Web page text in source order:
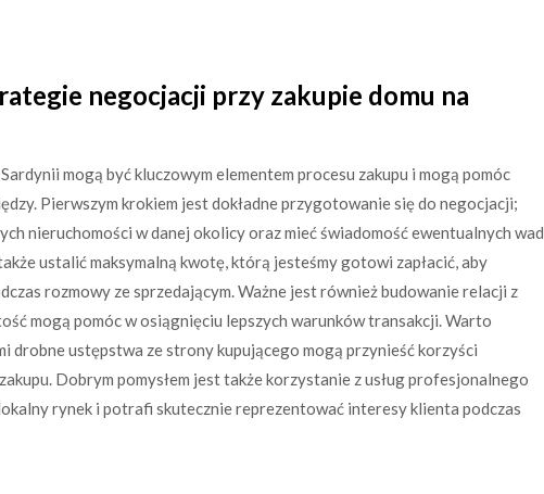
negocjacji przy zakupie domu na
mogą być kluczowym elementem procesu zakupu i mogą pomóc
Pierwszym krokiem jest dokładne przygotowanie się do negocjacji;
nieruchomości w danej okolicy oraz mieć świadomość ewentualnych wad
ustalić maksymalną kwotę, którą jesteśmy gotowi zapłacić, aby
rozmowy ze sprzedającym. Ważne jest również budowanie relacji z
mogą pomóc w osiągnięciu lepszych warunków transakcji. Warto
drobne ustępstwa ze strony kupującego mogą przynieść korzyści
Dobrym pomysłem jest także korzystanie z usług profesjonalnego
rynek i potrafi skutecznie reprezentować interesy klienta podczas